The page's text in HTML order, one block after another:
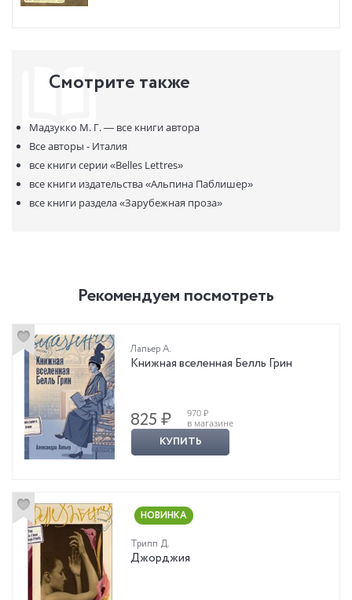
Смотрите также
Мадзукко М. Г. — все книги автора
Все авторы - Италия
все книги серии«Belles Lettres»
все книги издательства«Альпина Паблишер»
все книги раздела«Зарубежная проза»
Рекомендуем посмотреть
Лапьер А.
Книжная вселенная Белль Грин
825 ₽
970 ₽
в магазине
КУПИТЬ
НОВИНКА
Трипп Д.
Джорджия